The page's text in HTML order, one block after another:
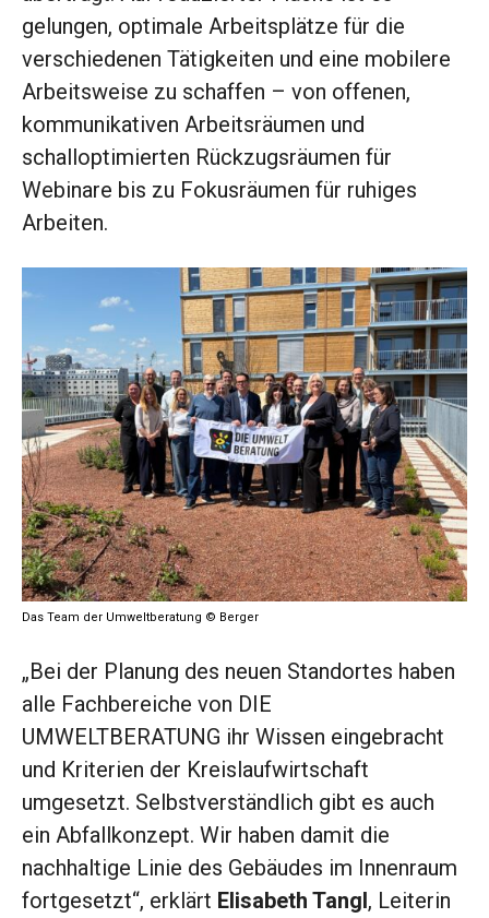
gelungen, optimale Arbeitsplätze für die
verschiedenen Tätigkeiten und eine mobilere
Arbeitsweise zu schaffen – von offenen,
kommunikativen Arbeitsräumen und
schalloptimierten Rückzugsräumen für
Webinare bis zu Fokusräumen für ruhiges
Arbeiten.
Das Team der Umweltberatung © Berger
„Bei der Planung des neuen Standortes haben
alle Fachbereiche von DIE
UMWELTBERATUNG ihr Wissen eingebracht
und Kriterien der Kreislaufwirtschaft
umgesetzt. Selbstverständlich gibt es auch
ein Abfallkonzept. Wir haben damit die
nachhaltige Linie des Gebäudes im Innenraum
fortgesetzt“, erklärt Elisabeth Tangl, Leiterin